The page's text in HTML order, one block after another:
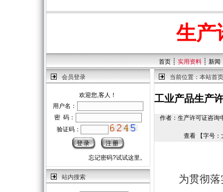
生产
首页 ┊ 实用资料 ┊ 新闻
会员登录
欢迎您,客人！
用户名：
密 码：
验证码：
忘记密码?试试这里。
站内搜索
当前位置： 本站首页
工业产品生产
作者：生产许可证咨询
查看 【字号：
为贯彻